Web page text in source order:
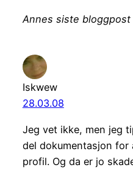
Annes siste bloggpost
Iskwew
28.03.08
Jeg vet ikke, men jeg
del dokumentasjon for
profil. Og da er jo